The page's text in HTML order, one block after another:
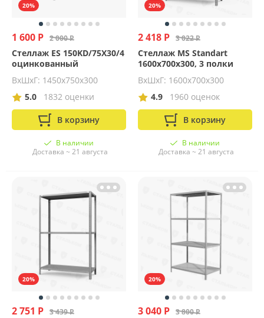
20%
1 600 Р 2 000 Р
Стеллаж ES 150KD/75Х30/4
оцинкованный
ВхШхГ: 1450х750х300
5.0
1832 оценки
В корзину
В наличии
Доставка ~ 21 августа
20%
2 418 Р 3 022 Р
Стеллаж MS Standart
1600х700х300, 3 полки
ВхШхГ: 1600x700x300
4.9
1960 оценок
В корзину
В наличии
Доставка ~ 21 августа
20%
2 751 Р 3 439 Р
20%
3 040 Р 3 800 Р